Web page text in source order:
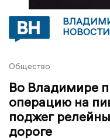
НОВОСТИ
Общество
Во Владимире
операцию на
поджег
дороге